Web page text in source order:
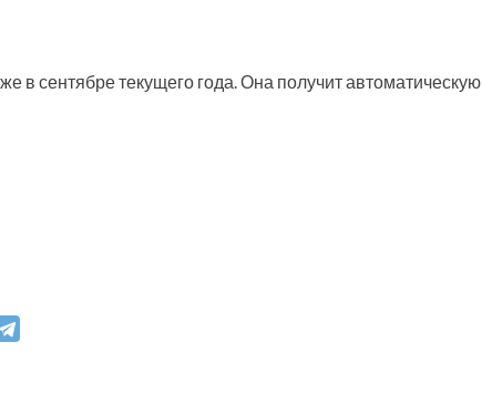
в сентябре текущего года. Она получит автоматическую